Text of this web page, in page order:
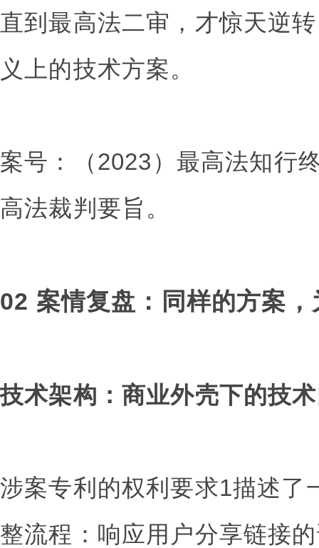
直到最高法二审，才惊天逆
义上的技术方案。
案号：（2023）最高法知行
高法裁判要旨。
02 案情复盘：同样的方案
技术架构：商业外壳下的技
涉案专利的权利要求1描述了
整流程：响应用户分享链接